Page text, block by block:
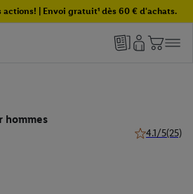
| Envoi gratuit¹ dès 60 € d'achats.
4.1/5(25)